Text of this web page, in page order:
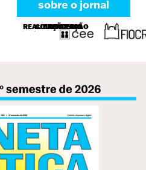
sobre o jornal
REALIZAÇÃO
COLABORAÇÃO
PARCERIA
APOIO